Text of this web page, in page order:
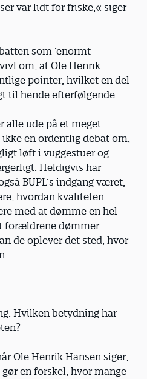
var lidt for friske,« siger
som ’enormt
om, at Ole Henrik
pointer, hvilket en del
til hende efterfølgende.
alle ude på et meget
en ordentlig debat om,
løft i vuggestuer og
Heldigvis har
BUPL’s indgang været,
hvordan kvaliteten
med at dømme en hel
forældrene dømmer
de oplever det sted, hvor
Hvilken betydning har
Ole Henrik Hansen siger,
en forskel, hvor mange